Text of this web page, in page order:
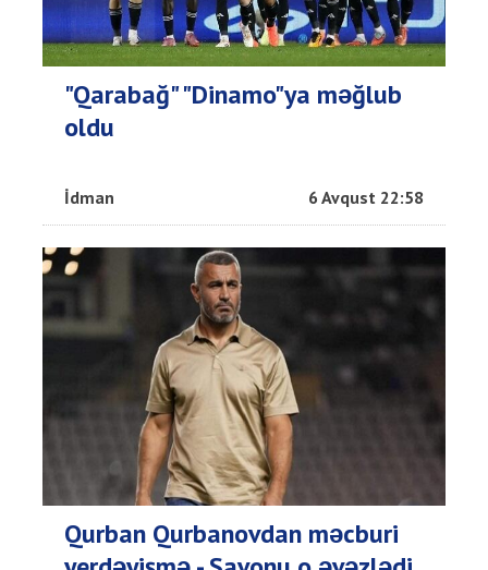
"Qarabağ" "Dinamo"ya məğlub
oldu
İdman 6 Avqust 22:58
Qurban Qurbanovdan məcburi